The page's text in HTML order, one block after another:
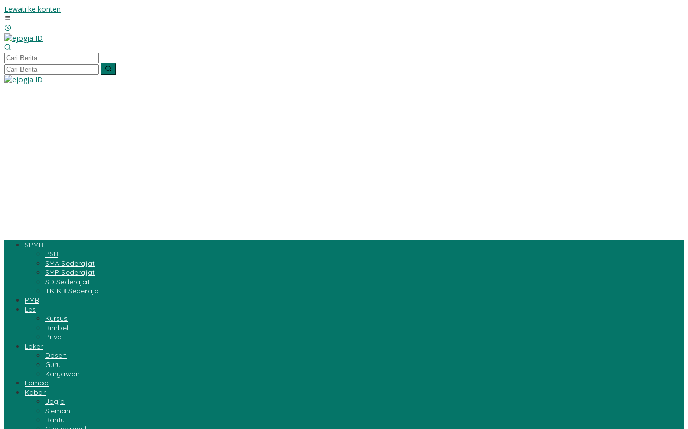
Lewati ke konten
SPMB
PSB
SMA Sederajat
SMP Sederajat
SD Sederajat
TK-KB Sederajat
PMB
Les
Kursus
Bimbel
Privat
Loker
Dosen
Guru
Karyawan
Lomba
Kabar
Jogja
Sleman
Bantul